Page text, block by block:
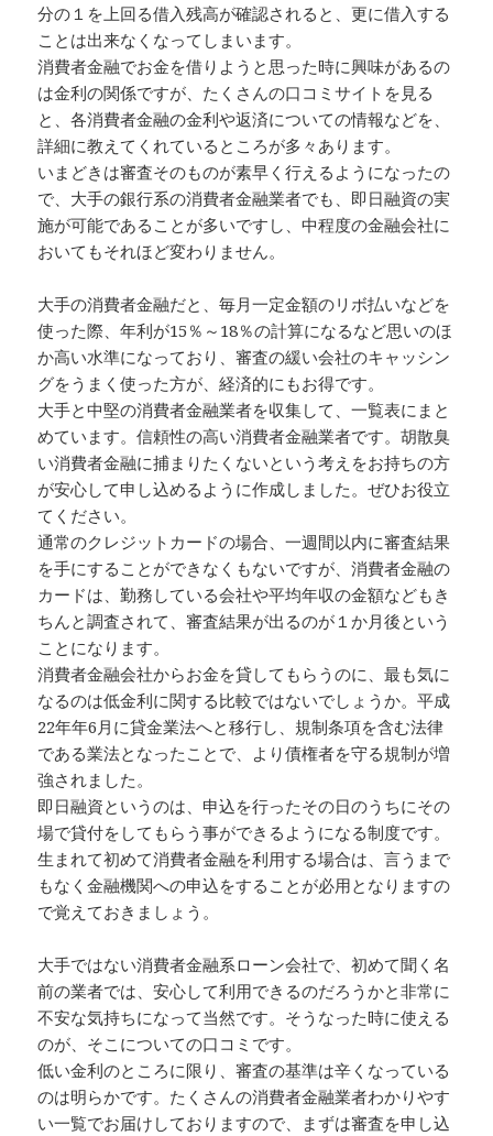
分の１を上回る借入残高が確認されると、更に借入する
ことは出来なくなってしまいます。
消費者金融でお金を借りようと思った時に興味があるの
は金利の関係ですが、たくさんの口コミサイトを見る
と、各消費者金融の金利や返済についての情報などを、
詳細に教えてくれているところが多々あります。
いまどきは審査そのものが素早く行えるようになったの
で、大手の銀行系の消費者金融業者でも、即日融資の実
施が可能であることが多いですし、中程度の金融会社に
おいてもそれほど変わりません。
大手の消費者金融だと、毎月一定金額のリボ払いなどを
使った際、年利が15％～18％の計算になるなど思いのほ
か高い水準になっており、審査の緩い会社のキャッシン
グをうまく使った方が、経済的にもお得です。
大手と中堅の消費者金融業者を収集して、一覧表にまと
めています。信頼性の高い消費者金融業者です。胡散臭
い消費者金融に捕まりたくないという考えをお持ちの方
が安心して申し込めるように作成しました。ぜひお役立
てください。
通常のクレジットカードの場合、一週間以内に審査結果
を手にすることができなくもないですが、消費者金融の
カードは、勤務している会社や平均年収の金額などもき
ちんと調査されて、審査結果が出るのが１か月後という
ことになります。
消費者金融会社からお金を貸してもらうのに、最も気に
なるのは低金利に関する比較ではないでしょうか。平成
22年年6月に貸金業法へと移行し、規制条項を含む法律
である業法となったことで、より債権者を守る規制が増
強されました。
即日融資というのは、申込を行ったその日のうちにその
場で貸付をしてもらう事ができるようになる制度です。
生まれて初めて消費者金融を利用する場合は、言うまで
もなく金融機関への申込をすることが必用となりますの
で覚えておきましょう。
大手ではない消費者金融系ローン会社で、初めて聞く名
前の業者では、安心して利用できるのだろうかと非常に
不安な気持ちになって当然です。そうなった時に使える
のが、そこについての口コミです。
低い金利のところに限り、審査の基準は辛くなっている
のは明らかです。たくさんの消費者金融業者わかりやす
い一覧でお届けしておりますので、まずは審査を申し込